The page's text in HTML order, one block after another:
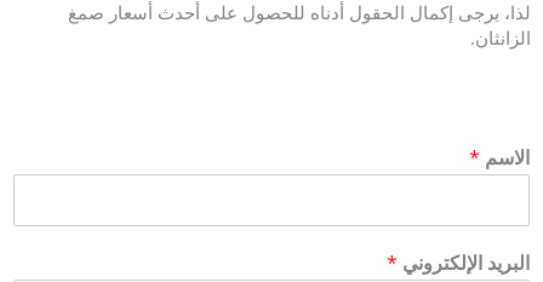
لذا، يرجى إكمال الحقول أدناه للحصول على أحدث أسعار صمغ
الزانثان.
الاسم *
البريد الإلكتروني *